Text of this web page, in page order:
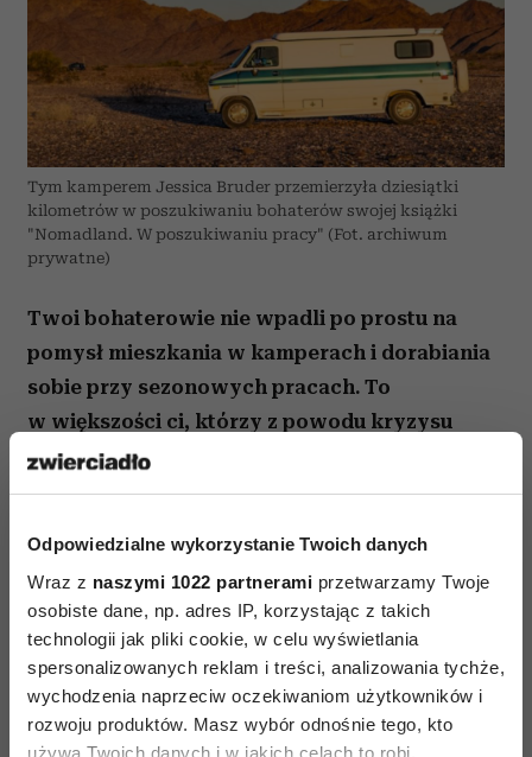
Odpowiedzialne wykorzystanie Twoich danych
Wraz z naszymi 1022 partnerami przetwarzamy Twoje
osobiste dane, np. adres IP, korzystając z takich
technologii jak pliki cookie, w celu wyświetlania
spersonalizowanych reklam i treści, analizowania tychże,
wychodzenia naprzeciw oczekiwaniom użytkowników i
rozwoju produktów. Masz wybór odnośnie tego, kto
używa Twoich danych i w jakich celach to robi.
Tym kamperem Jessica Bruder przemierzyła dziesiątki
kilometrów w poszukiwaniu bohaterów swojej książki
"Nomadland. W poszukiwaniu pracy" (Fot. archiwum
prywatne)
Twoi bohaterowie nie wpadli po prostu na
pomysł mieszkania w kamperach i dorabiania
sobie przy sezonowych pracach. To
w większości ci, którzy z powodu kryzysu
gospodarczego stracili pracę i domy, i musieli
odnaleźć się w nowej rzeczywistości, tyle że
Spotkałam bardzo wielu ludzi, którzy całe życie
żyli modelowo: mieli pracę, płacili rachunki,
odkładali pieniądze i dbali o rodzinę. I nagle
zdarzyła się w ich życiu katastrofa, o co
nietrudno, bo płace w Stanach nie rosną; rosną za
to raty kredytów czy ceny wynajmu. Wielu z nich